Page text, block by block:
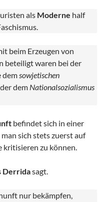
als Moderne half
beim Erzeugen von
beteiligt waren bei der
demsowjetischen
dem Nationalsozialismus
befindet sich in einer
sich stets zuerst auf
kritisieren zu können.
Derridasagt.
nur bekämpfen,